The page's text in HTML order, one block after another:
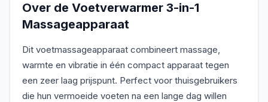
Over de Voetverwarmer 3-in-1
Massageapparaat
Dit voetmassageapparaat combineert massage,
warmte en vibratie in één compact apparaat tegen
een zeer laag prijspunt. Perfect voor thuisgebruikers
die hun vermoeide voeten na een lange dag willen